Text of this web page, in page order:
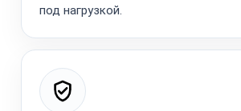
под нагрузкой.